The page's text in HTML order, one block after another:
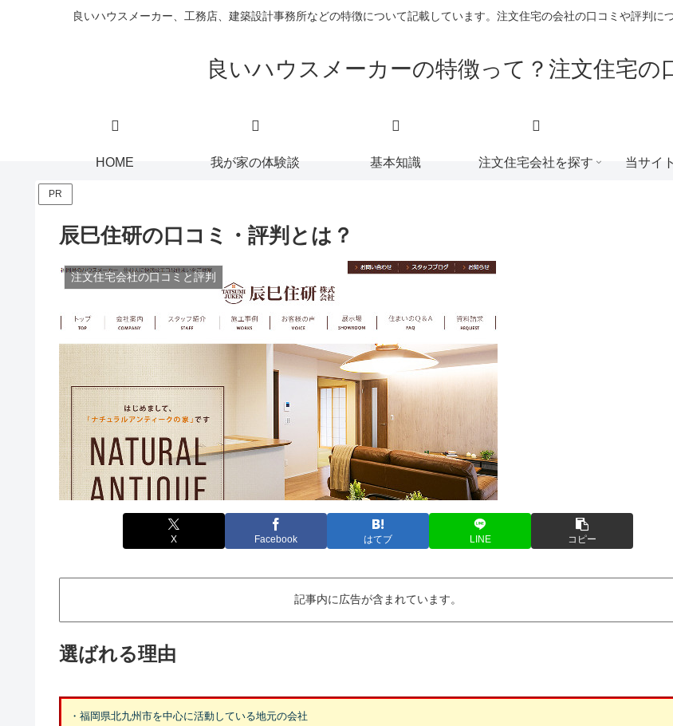
良いハウスメーカー、工務店、建築設計事務所などの特徴について記載しています。注文住宅の会社の口コミや評判に
良いハウスメーカーの特徴って？注文住宅の
HOME 我が家の体験談 基本知識 注文住宅会社を探す 当サイ
PR
辰巳住研の口コミ・評判とは？
注文住宅会社の口コミと評判
X Facebook はてブ LINE コピー
記事内に広告が含まれています。
選ばれる理由
・福岡県北九州市を中心に活動している地元の会社